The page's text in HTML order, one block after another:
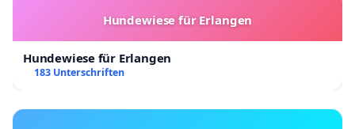
Hundewiese für Erlangen
Hundewiese für Erlangen
183 Unterschriften